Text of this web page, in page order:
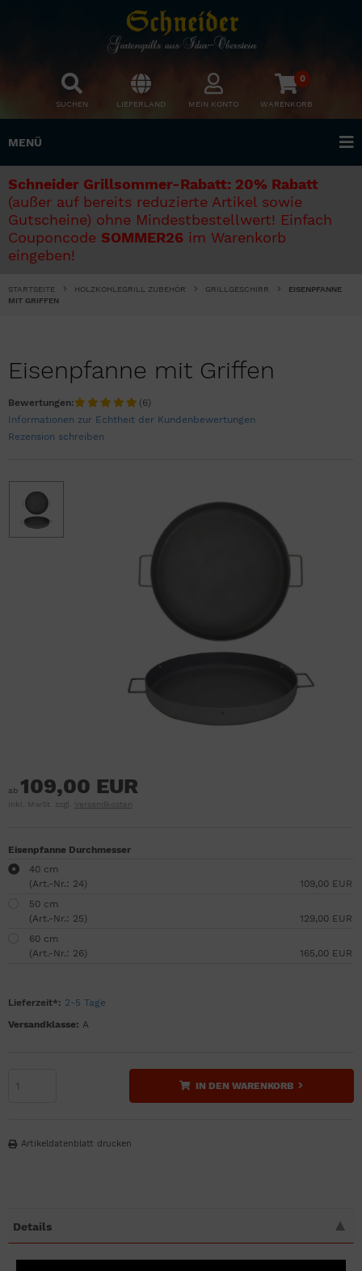
SUCHEN LIEFERLAND MEIN KONTO
0
WARENKORB
MENÜ
Schneider Grillsommer-Rabatt: 20% Rabatt
(außer auf bereits reduzierte Artikel sowie
Gutscheine) ohne Mindestbestellwert! Einfach
Couponcode SOMMER26 im Warenkorb
eingeben!
STARTSEITE HOLZKOHLEGRILL ZUBEHÖR GRILLGESCHIRR
EISENPFANNE
MIT GRIFFEN
Eisenpfanne mit Griffen
Bewertungen:
(6)
Informationen zur Echtheit der Kundenbewertungen
Rezension schreiben
ab 109,00 EUR
inkl. MwSt. zzgl. Versandkosten
Eisenpfanne Durchmesser
40 cm
(Art.-Nr.: 24)
109,00 EUR
50 cm
(Art.-Nr.: 25)
129,00 EUR
60 cm
(Art.-Nr.: 26)
165,00 EUR
Lieferzeit*: 2-5 Tage
Versandklasse: A
IN DEN WARENKORB
Artikeldatenblatt drucken
Details